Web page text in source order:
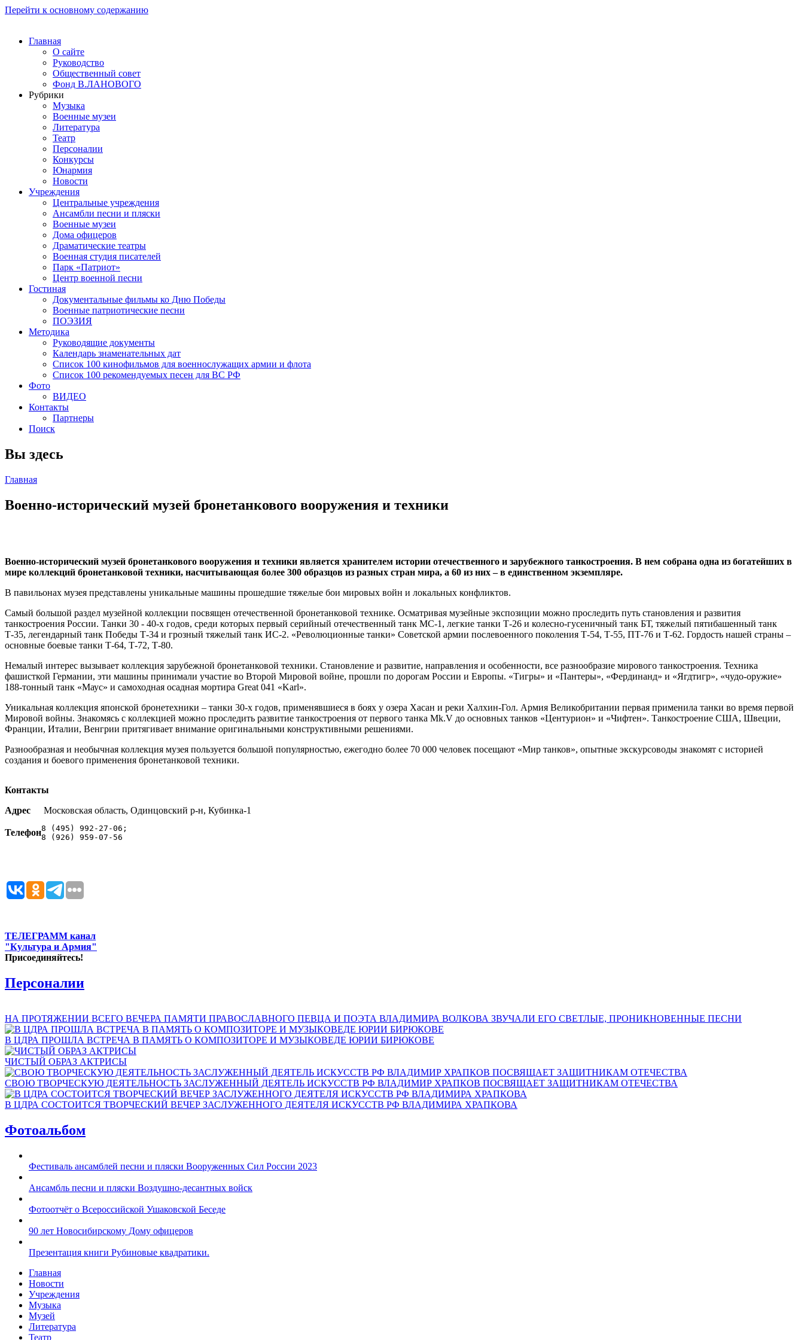
Перейти к основному содержанию
Главная
О сайте
Руководство
Общественный совет
Фонд В.ЛАНОВОГО
Рубрики
Музыка
Военные музеи
Литература
Театр
Персоналии
Конкурсы
Юнармия
Новости
Учреждения
Центральные учреждения
Ансамбли песни и пляски
Военные музеи
Дома офицеров
Драматические театры
Военная студия писателей
Парк «Патриот»
Центр военной песни
Гостиная
Документальные фильмы ко Дню Победы
Военные патриотические песни
ПОЭЗИЯ
Методика
Руководящие документы
Календарь знаменательных дат
Список 100 кинофильмов для военнослужащих армии и флота
Список 100 рекомендуемых песен для ВС РФ
Фото
ВИДЕО
Контакты
Партнеры
Поиск
Вы здесь
Главная
Военно-исторический музей бронетанкового вооружения и техники
Военно-исторический музей бронетанкового вооружения и техники является хранителем истории отечественного и зарубежного танкостроения. В нем собрана одна из богатейших в
мире коллекций бронетанковой техники, насчитывающая более 300 образцов из разных стран мира, а 60 из них – в единственном экземпляре.
В павильонах музея представлены уникальные машины прошедшие тяжелые бои мировых войн и локальных конфликтов.
Самый большой раздел музейной коллекции посвящен отечественной бронетанковой технике. Осматривая музейные экспозиции можно проследить путь становления и развития
танкостроения России. Танки 30 - 40-х годов, среди которых первый серийный отечественный танк МС-1, легкие танки Т-26 и колесно-гусеничный танк БТ, тяжелый пятибашенный танк
Т-35, легендарный танк Победы Т-34 и грозный тяжелый танк ИС-2. «Революционные танки» Советской армии послевоенного поколения Т-54, Т-55, ПТ-76 и Т-62. Гордость нашей страны –
основные боевые танки Т-64, Т-72, Т-80.
Немалый интерес вызывает коллекция зарубежной бронетанковой техники. Становление и развитие, направления и особенности, все разнообразие мирового танкостроения. Техника
фашисткой Германии, эти машины принимали участие во Второй Мировой войне, прошли по дорогам России и Европы. «Тигры» и «Пантеры», «Фердинанд» и «Ягдтигр», «чудо-оружие»
188-тонный танк «Маус» и самоходная осадная мортира Great 041 «Karl».
Уникальная коллекция японской бронетехники – танки 30-х годов, применявшиеся в боях у озера Хасан и реки Халхин-Гол. Армия Великобритании первая применила танки во время первой
Мировой войны. Знакомясь с коллекцией можно проследить развитие танкостроения от первого танка Mk.V до основных танков «Центурион» и «Чифтен». Танкостроение США, Швеции,
Франции, Италии, Венгрии притягивает внимание оригинальными конструктивными решениями.
Разнообразная и необычная коллекция музея пользуется большой популярностью, ежегодно более 70 000 человек посещают «Мир танков», опытные экскурсоводы знакомят с историей
создания и боевого применения бронетанковой техники.
Контакты
Адрес
Московская область, Одинцовский р-н, Кубинка-1
Телефон8 (495) 992-27-06;
8 (926) 959-07-56
ТЕЛЕГРАММ канал
"Культура и Армия"
Присоединяйтесь!
Персоналии
НА ПРОТЯЖЕНИИ ВСЕГО ВЕЧЕРА ПАМЯТИ ПРАВОСЛАВНОГО ПЕВЦА И ПОЭТА ВЛАДИМИРА ВОЛКОВА ЗВУЧАЛИ ЕГО СВЕТЛЫЕ, ПРОНИКНОВЕННЫЕ ПЕСНИ
В ЦДРА ПРОШЛА ВСТРЕЧА В ПАМЯТЬ О КОМПОЗИТОРЕ И МУЗЫКОВЕДЕ ЮРИИ БИРЮКОВЕ
ЧИСТЫЙ ОБРАЗ АКТРИСЫ
СВОЮ ТВОРЧЕСКУЮ ДЕЯТЕЛЬНОСТЬ ЗАСЛУЖЕННЫЙ ДЕЯТЕЛЬ ИСКУССТВ РФ ВЛАДИМИР ХРАПКОВ ПОСВЯЩАЕТ ЗАЩИТНИКАМ ОТЕЧЕСТВА
В ЦДРА СОСТОИТСЯ ТВОРЧЕСКИЙ ВЕЧЕР ЗАСЛУЖЕННОГО ДЕЯТЕЛЯ ИСКУССТВ РФ ВЛАДИМИРА ХРАПКОВА
Фотоальбом
Фестиваль ансамблей песни и пляски Вооруженных Сил России 2023
Ансамбль песни и пляски Воздушно-десантных войск
Фотоотчёт о Всероссийской Ушаковской Беседе
90 лет Новосибирскому Дому офицеров
Презентация книги Рубиновые квадратики.
Главная
Новости
Учреждения
Музыка
Музей
Литература
Театр